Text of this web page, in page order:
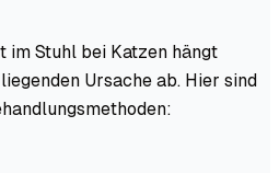
im Stuhl bei Katzen hängt
Ursache ab. Hier sind